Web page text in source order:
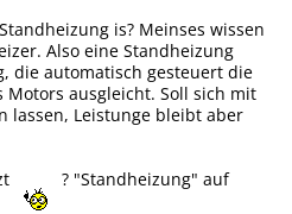
is? Meinses wissen
Also eine Standheizung
die automatisch gesteuert die
Motors ausgleicht. Soll sich mit
lassen, Leistunge bleibt aber
? "Standheizung" auf